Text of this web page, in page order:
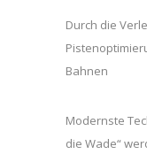
Durch die
Bahnen
Modernste
die Wade“